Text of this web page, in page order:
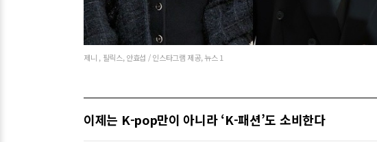
제니 , 필릭스, 안효섭 / 인스타그램 제공, 뉴스 1
이제는 K-pop만이 아니라 ‘K-패션’도 소비한다